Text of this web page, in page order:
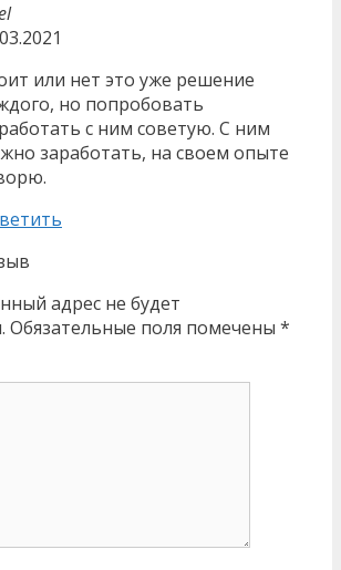
или нет это уже решение
но попробовать
с ним советую. С ним
заработать, на своем опыте
адрес не будет
Обязательные поля помечены *